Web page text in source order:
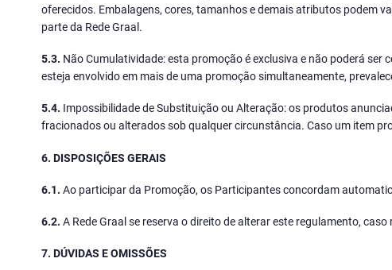
oferecidos. Embalagens, cores, tamanhos e demais atributos podem
parte da Rede Graal.
5.3. Não Cumulatividade: esta promoção é exclusiva e não poderá
esteja envolvido em mais de uma promoção simultaneamente,
5.4. Impossibilidade de Substituição ou Alteração: os produtos
fracionados ou alterados sob qualquer circunstância. Caso um item
6. DISPOSIÇÕES GERAIS
6.1. Ao participar da Promoção, os Participantes concordam
6.2. A Rede Graal se reserva o direito de alterar este regulamento,
7. DÚVIDAS E OMISSÕES